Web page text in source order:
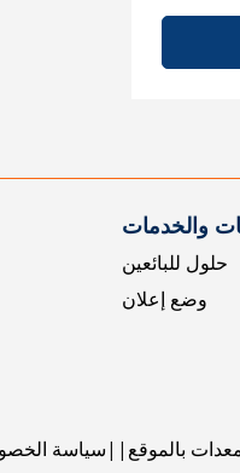
والخدمات
حلول للبائعين
وضع إعلان
سياسة بالموقع